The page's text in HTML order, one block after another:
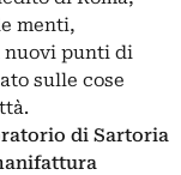
menti,
nuovi punti di
sulle cose
di Sartoria